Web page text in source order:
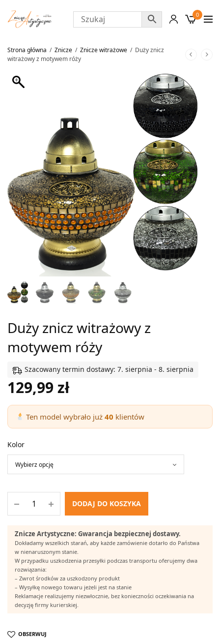
0
Strona główna / Znicze / Znicze witrażowe / Duży znicz
witrażowy z motywem róży
Duży znicz witrażowy z
motywem róży
Szacowany termin dostawy: 7. sierpnia - 8. sierpnia
129,99zł
Ten model wybrało już40 klientów
Kolor
DODAJ DO KOSZYKA
Znicze Artystyczne: Gwarancja bezpiecznej dostawy.
Dokładamy wszelkich starań, aby każde zamówienie dotarło do Państwa
w nienaruszonym stanie.
W przypadku uszkodzenia przesyłki podczas transportu oferujemy dwa
rozwiązania:
– Zwrot środków za uszkodzony produkt
– Wysyłkę nowego towaru jeżeli jest na stanie
Reklamacje realizujemy niezwłocznie, bez konieczności oczekiwania na
decyzję firmy kurierskiej.
OBSERWUJ